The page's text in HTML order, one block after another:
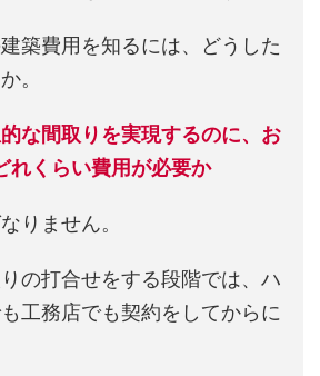
築費用を知るには、どうした
。
な間取りを実現するのに、お
れくらい費用が必要か
りません。
の打合せをする段階では、ハ
工務店でも契約をしてからに